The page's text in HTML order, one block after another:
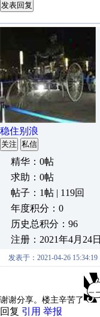
发表回复
稳住别浪
关注 私信
精华：0帖
求助：0帖
帖子：1帖 | 119回
年度积分：0
历史总积分：96
注册：2021年4月24日
发表于：2021-04-26 15:34:19
谢谢分享。楼主辛苦了
回复 引用 举报